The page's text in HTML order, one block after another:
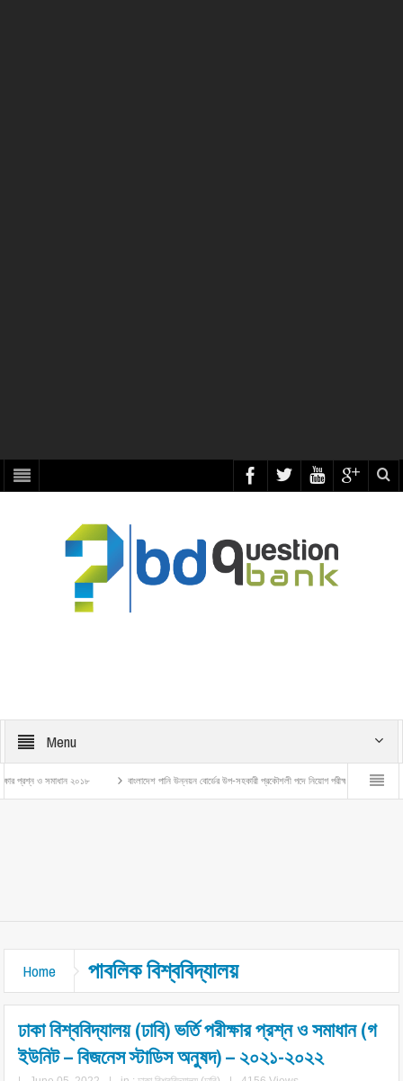
Menu
সমাধান ২০১৮ বাংলাদেশ পানি উন্নয়ন বোর্ডের উপ-সহকারী প্রকৌশলী পদে নিয়োগ পরীক্ষার প্রশ্ন ও সমাধান – ২০২৬
Home পাবলিক বিশ্ববিদ্যালয়
ঢাকা বিশ্ববিদ্যালয় (ঢাবি) ভর্তি পরীক্ষার প্রশ্ন ও সমাধান (গ
ইউনিট – বিজনেস স্টাডিস অনুষদ) – ২০২১-২০২২